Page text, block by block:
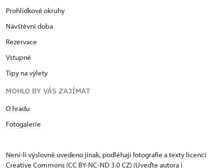
Prohlídkové okruhy
Návštěvní doba
Rezervace
Vstupné
Tipy na výlety
MOHLO BY VÁS ZAJÍMAT
O hradu
Fotogalerie
Není-li výslovně uvedeno jinak, podléhají fotografie a texty licenci
Creative Commons (CC BY-NC-ND 3.0 CZ) (Uveďte autora |